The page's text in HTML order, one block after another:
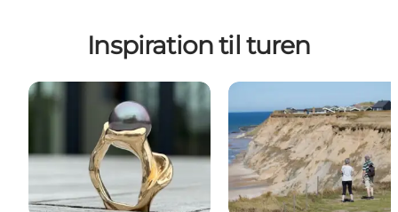
Inspiration til turen